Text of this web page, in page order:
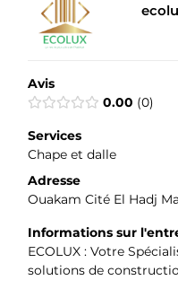
Avis
0.00 0
Services
Chape et dalle
Adresse
Ouakam Cité El Hadj
Informations sur
ECOLUX : Votre
solutions de